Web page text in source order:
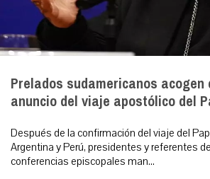
Prelados sudamericanos acogen
anuncio del viaje apostólico del
Después de la confirmación del viaje del
Argentina y Perú, presidentes y referentes
conferencias episcopales man...